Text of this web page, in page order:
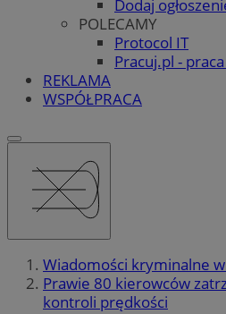
Dodaj
POLECAMY
Protocol IT
Pracuj.pl -
REKLAMA
WSPÓŁPRACA
Wiadomości kryminalne w
Prawie 80 kierowców
kontroli prędkości